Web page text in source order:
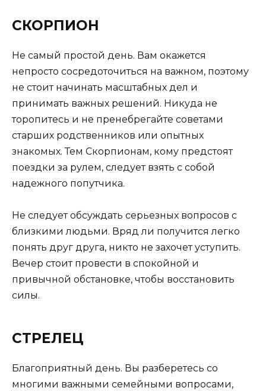
СКОРПИОН
Не самый простой день. Вам окажется
непросто сосредоточиться на важном, поэтому
не стоит начинать масштабных дел и
принимать важных решений. Никуда не
торопитесь и не пренебрегайте советами
старших родственников или опытных
знакомых. Тем Скорпионам, кому предстоят
поездки за рулем, следует взять с собой
надежного попутчика.
Не следует обсуждать серьезных вопросов с
близкими людьми. Вряд ли получится легко
понять друг друга, никто не захочет уступить.
Вечер стоит провести в спокойной и
привычной обстановке, чтобы восстановить
силы.
СТРЕЛЕЦ
Благоприятный день. Вы разберетесь со
многими важными семейными вопросами,